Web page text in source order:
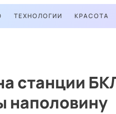
ТЕХНОЛОГИИ КРАСОТА
станции
наполовину